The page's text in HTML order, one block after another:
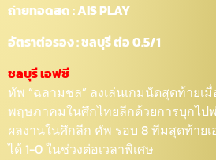
ถ่ายทอดสด : AIS PLAY
อัตราต่อรอง : ชลบุรี ต่อ 0.5/1
ชลบุรี เอฟซี
ทัพ “ฉลามชล” ลงเล่นเกมนัดสุดท้ายเ
พฤษภาคมในศึกไทยลีกด้วยการบุกไป
ผลงานในศึกลีก คัพ รอบ 8 ทีมสุดท้าย
ได้ 1-0 ในช่วงต่อเวลาพิเศษ